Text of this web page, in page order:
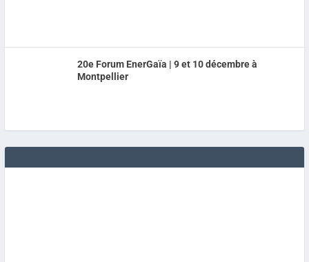
20e Forum EnerGaïa | 9 et 10 décembre à
Montpellier